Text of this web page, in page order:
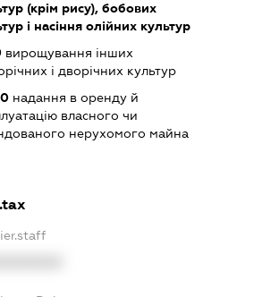
(крім рису), бобових
і насіння олійних культур
вирощування інших
і дворічних культур
надання в оренду й
власного чи
нерухомого майна